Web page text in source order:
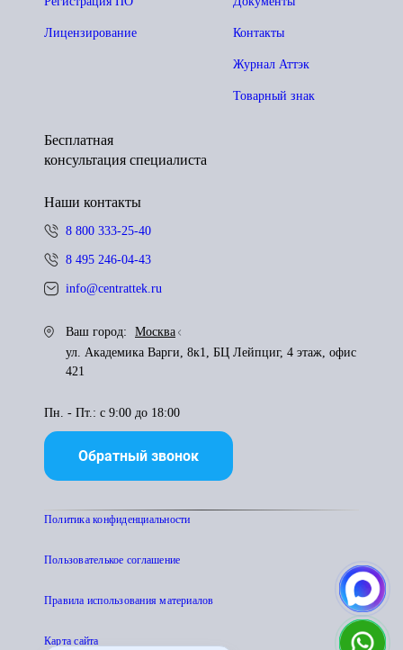
Контакты
Журнал Аттэк
Товарный знак
Лицензирование
Бесплатная
консультация специалиста
Наши контакты
8 800 333-25-40
8 495 246-04-43
info@centrattek.ru
Ваш город:
Москва
ул. Академика Варги, 8к1, БЦ Лейпциг, 4 этаж, офис
421
Пн. - Пт.: с 9:00 до 18:00
Обратный звонок
Политика конфиденциальности
Пользователькое соглашение
Правила использования материалов
Карта сайта